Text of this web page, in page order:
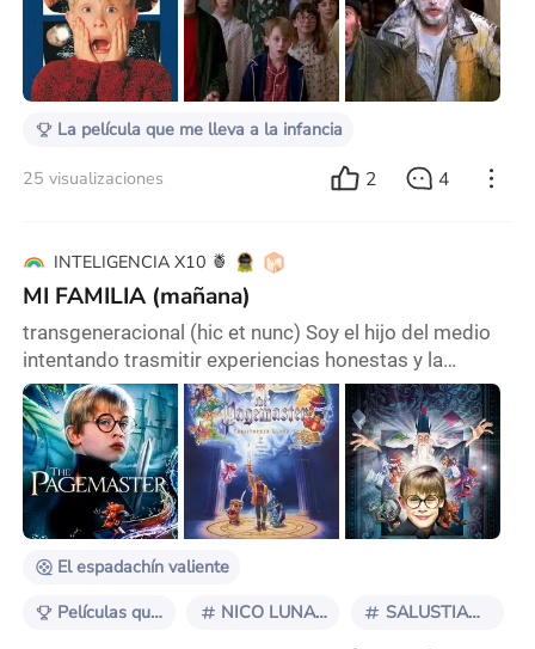
Chacaíto, en Caracas. Era diciembre, y aunque el aire
olía a navidad, en mi casa se respiraba algo distinto:
mis padres se habían divorciado recientemente, y yo
vivía esperando los fines de se
La película que me lleva a la infancia
25 visualizaciones 2 4
INTELIGENCIA X10 🍍
MI FAMILIA (mañana)
transgeneracional (hic et nunc) Soy el hijo del medio
intentando trasmitir experiencias honestas y la
trasparencia con lo verosimilitud se complica un poco
en los diálogos, si lo que pretendo es una trascripción
literal * Las interpretaciones de nuestra resonancia
individual son tan variadas como neuronas en el
cerebro y las paletas de colores--… cada uno con sus
memorias y lecciones en un sistema
El espadachín valiente
Películas que predijeron el futuro NICO LUNA KiN 131 SALUSTIANO ZAVALIA